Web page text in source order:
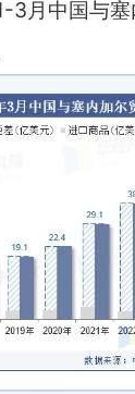
3月中国与塞